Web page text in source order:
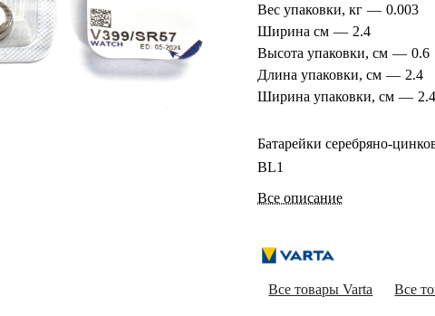
Вес упаковки, кг — 0.003
Ширина см — 2.4
Высота упаковки, см — 0.6
Длина упаковки, см — 2.4
Ширина упаковки, см — 2.4
Батарейки серебряно-
BL1
Все описание
Все товары Varta Все